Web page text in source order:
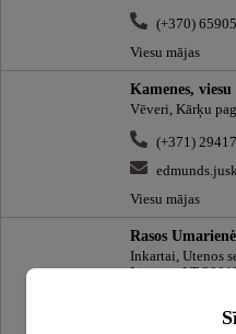
(+370)
Viesu mājas
Kamenes,
Vēveri, Kārķu
(+371)
Viesu mājas
Rasos
Inkartai, Utenos
Lietuva, LT-